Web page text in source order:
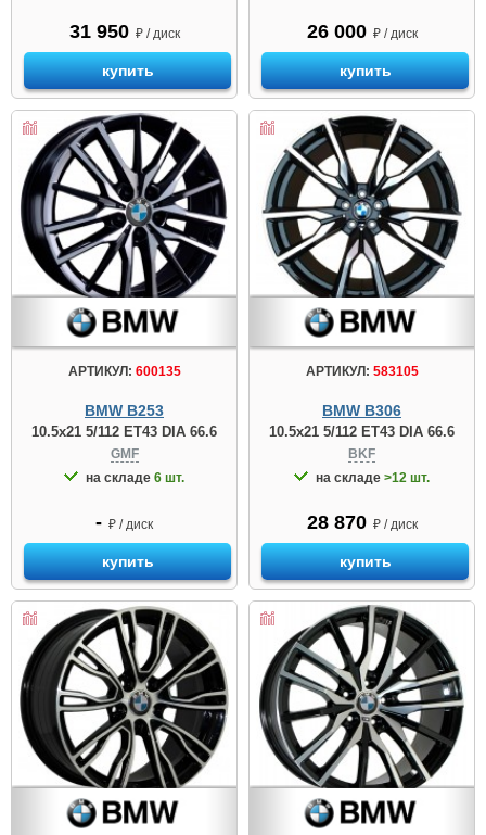
31 950 ₽ / диск
купить
26 000 ₽ / диск
купить
АРТИКУЛ: 600135
BMW B253
10.5x21 5/112 ET43 DIA 66.6
GMF
на складе 6 шт.
- ₽ / диск
купить
АРТИКУЛ: 583105
BMW B306
10.5x21 5/112 ET43 DIA 66.6
BKF
на складе >12 шт.
28 870 ₽ / диск
купить